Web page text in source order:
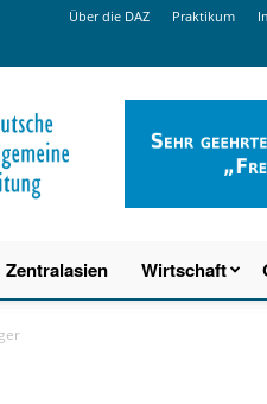
Über die DAZ Praktikum
Zentralasien Wirtschaft